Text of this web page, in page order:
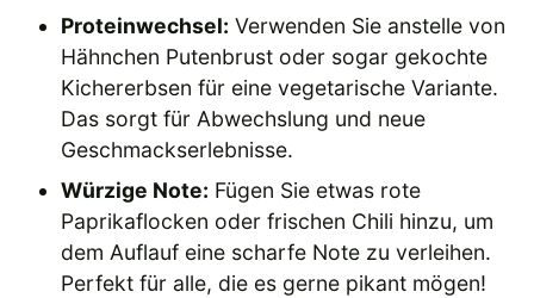
Proteinwechsel: Verwenden Sie anstelle von
Hähnchen Putenbrust oder sogar gekochte
Kichererbsen für eine vegetarische Variante.
Das sorgt für Abwechslung und neue
Geschmackserlebnisse.
Würzige Note: Fügen Sie etwas rote
Paprikaflocken oder frischen Chili hinzu, um
dem Auflauf eine scharfe Note zu verleihen.
Perfekt für alle, die es gerne pikant mögen!